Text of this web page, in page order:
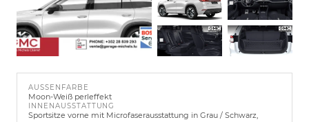
AUSSENFARBE
Moon-Weiß perleffekt
INNENAUSSTATTUNG
Sportsitze vorne mit Microfaserausstattung in Grau / Schwarz,